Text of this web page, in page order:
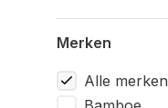
Merken
Alle merken